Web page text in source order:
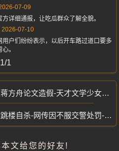
07-09
详细通报，让吃瓜群众了解全貌。
2026-07-10
户们纷纷表示，以后开车路过道口要多
心。
1/1
文造假-天才文学少女学术丑闻冲上热搜
-网传因不服交警处罚-现场救援画面曝光
文给您的好友!